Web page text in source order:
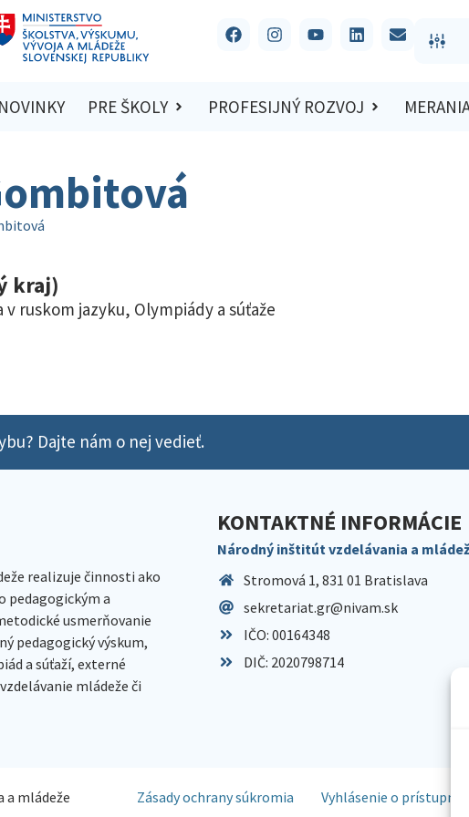
NOVINKY PRE ŠKOLY PROFESIJNÝ ROZVOJ
kraj)
v ruskom jazyku, Olympiády a súťaže
Dajte nám o nej vedieť.
realizuje činnosti ako
pedagogickým a
usmerňovanie
pedagogický výskum,
a súťaží, externé
mládeže či
KONTAKTNÉ INFORMÁCIE
Národný inštitút vzdelávania a
Stromová 1, 831 01 Bratislava
sekretariat.gr@nivam.sk
IČO: 00164348
DIČ: 2020798714
a mládeže Zásady ochrany súkromia Vyhlásenie o